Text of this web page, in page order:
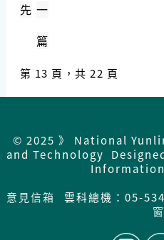
先 一
篇
第 13 頁，共 22 頁
© 2025 》 National
and Technology
意見信箱
雲科總機：05-